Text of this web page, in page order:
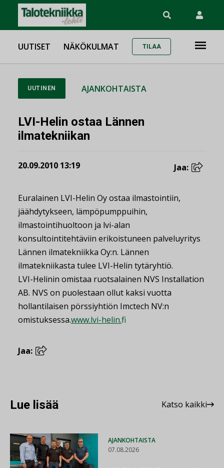
UUTISET NÄKÖKULMAT TILAA
UUTINEN AJANKOHTAISTA
LVI-Helin ostaa Lännen
ilmatekniikan
20.09.2010 13:19 Jaa:
Euralainen LVI-Helin Oy ostaa ilmastointiin,
jäähdytykseen, lämpöpumppuihin,
ilmastointihuoltoon ja lvi-alan
konsultointitehtäviin erikoistuneen palveluyritys
Lännen ilmatekniikka Oy:n. Lännen
ilmatekniikasta tulee LVI-Helin tytä ryhtiö.
LVI-Helinin omistaa ruotsalainen NVS Installation
AB. NVS on puolestaan ollut kaksi vuotta
hollantilaisen pörssiyhtiön Imctech NV:n
omistuksessa.www.lvi-helin.fi
Jaa:
Lue lisää Katso kaikki
AJANKOHTAISTA
07.08.2026